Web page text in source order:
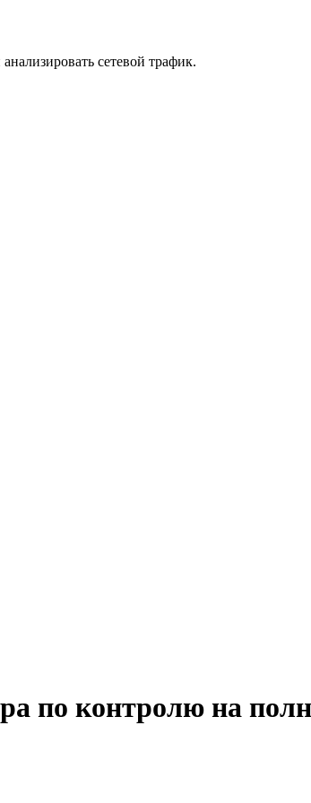
сетевой трафик.
по контролю на